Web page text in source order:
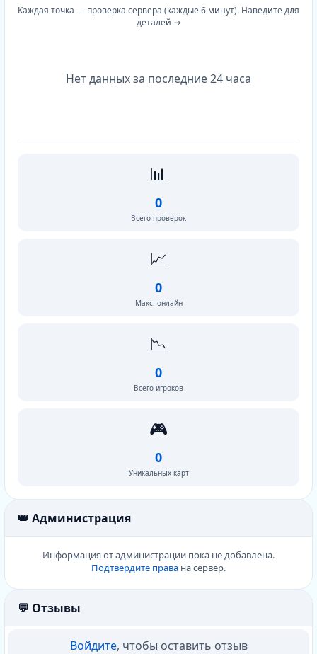
Каждая точка — проверка сервера (каждые 6 минут). Наведите для
деталей →
Нет данных за последние 24 часа
📊
0
Всего проверок
📈
0
Макс. онлайн
📉
0
Всего игроков
🎮
0
Уникальных карт
👑 Администрация
Информация от администрации пока не добавлена.
Подтвердите права на сервер.
💬 Отзывы
Войдите, чтобы оставить отзыв